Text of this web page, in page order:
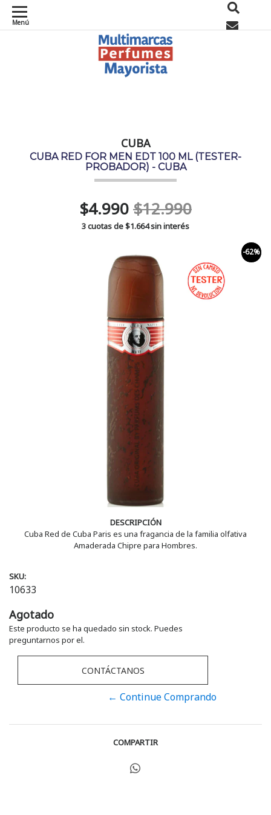
Menú
CUBA
CUBA RED FOR MEN EDT 100 ML (TESTER-
PROBADOR) - CUBA
$4.990$12.990
3 cuotas de$1.664sin interés
-62%
DESCRIPCIÓN
Cuba Red de Cuba Paris es una fragancia de la familia olfativa
Amaderada Chipre para Hombres.
SKU:
10633
Agotado
Este producto se ha quedado sin stock. Puedes
preguntarnos por el.
CONTÁCTANOS
← Continue Comprando
COMPARTIR